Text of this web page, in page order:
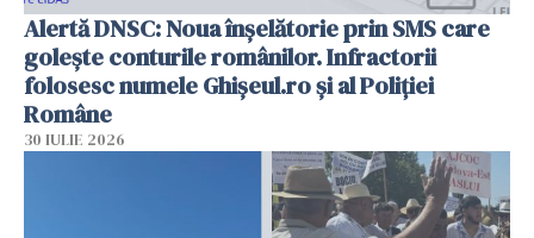
Alertă DNSC: Noua înșelătorie prin SMS care
golește conturile românilor. Infractorii
folosesc numele Ghișeul.ro și al Poliției
Române
30 IULIE 2026